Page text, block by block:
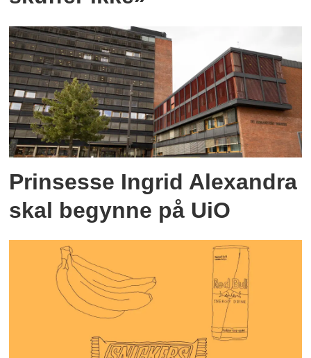
Prinsesse Ingrid Alexandra
skal begynne på UiO